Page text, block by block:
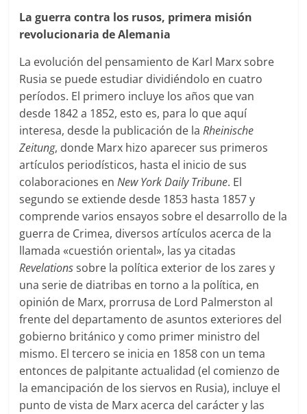
La guerra contra los rusos, primera misión
revolucionaria de Alemania
La evolución del pensamiento de Karl Marx sobre
Rusia se puede estudiar dividiéndolo en cuatro
períodos. El primero incluye los años que van
desde 1842 a 1852, esto es, para lo que aquí
interesa, desde la publicación de laRheinische
Zeitung, donde Marx hizo aparecer sus primeros
artículos periodísticos, hasta el inicio de sus
colaboraciones enNew York Daily Tribune. El
segundo se extiende desde 1853 hasta 1857 y
comprende varios ensayos sobre el desarrollo de la
guerra de Crimea, diversos artículos acerca de la
llamada «cuestión oriental», las ya citadas
Revelationssobre la política exterior de los zares y
una serie de diatribas en torno a la política, en
opinión de Marx, prorrusa de Lord Palmerston al
frente del departamento de asuntos exteriores del
gobierno británico y como primer ministro del
mismo. El tercero se inicia en 1858 con un tema
entonces de palpitante actualidad (el comienzo de
la emancipación de los siervos en Rusia), incluye el
punto de vista de Marx acerca del carácter y las